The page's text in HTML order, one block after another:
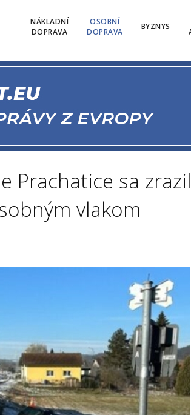
NÁKLADNÍ
DOPRAVA
OSOBNÍ
DOPRAVA
BYZNYS
Prachatice sa
vlakom